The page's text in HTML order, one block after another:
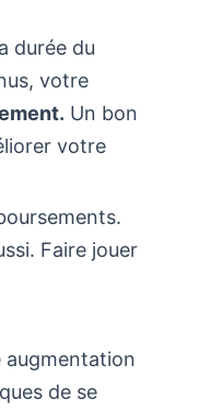
durée du
votre
Un bon
votre
Faire jouer
augmentation
de se